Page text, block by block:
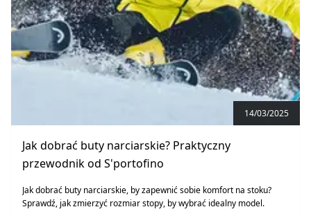
14/03/2025
Jak dobrać buty narciarskie? Praktyczny
przewodnik od S'portofino
Jak dobrać buty narciarskie, by zapewnić sobie komfort na stoku?
Sprawdź, jak zmierzyć rozmiar stopy, by wybrać idealny model.